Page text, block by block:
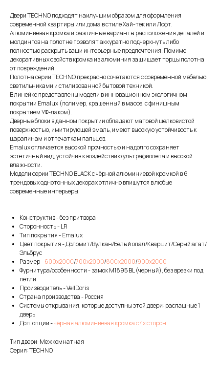
Двери TECHNO подходят наилучшим образом для оформления
современной квартиры или дома в стиле Хай-тек или Лофт.
Алюминиевая кромка и различные варианты расположения деталей и
молдингов на полотне позволят аккуратно подчеркнуть либо
полностью раскрыть ваши интерьерные предпочтения. Помимо
декоративных свойств кромка из алюминия защищает торцы полотна
от повреждений.
Полотна серии TECHNO прекрасно сочетаются с современной мебелью,
светильниками и стилизованной бытовой техникой.
В линейке представлены модели в инновационном экологичном
покрытии Emalux (полимер, крашенный в массе, с финишным
покрытием УФ-лаком).
Дверные блоки в данном покрытии обладают матовой шелковистой
поверхностью, имитирующей эмаль, имеют высокую устойчивость к
царапинам и отпечаткам пальцев.
Emalux отличается высокой прочностью и надолго сохраняет
эстетичный вид, устойчив к воздействию ультрафиолета и высокой
влажности.
Модели серии TECHNO BLACK с чёрной алюминиевой кромкой в 6
трендовых однотонных декорах отлично впишутся в любые
современные интерьеры.
Конструктив - без притвора
Сторонность - LR
Тип покрытия - Emalux
Цвет покрытия - Доломит/Вулкан/Белый опал/Кварцит/Серый агат/
Эльбрус
Размер -600х2000/700х2000/800х2000/900х2000
Фурнитура/особенности - замок M1895 BL (черный), без врезки под
петли
Производитель - VellDoris
Страна производства - Россия
Системы открывания, которые доступны этой двери: распашные 1
дверь
Доп. опции -чёрная алюминиевая кромка с 4х сторон
Тип двери: Межкомнатная
Серия: TECHNO